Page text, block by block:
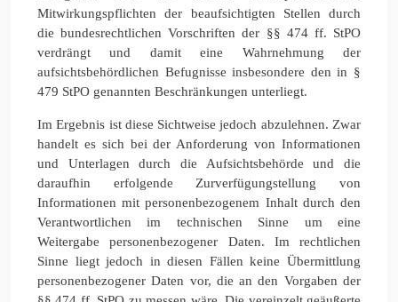
Mitwirkungspflichten der beaufsichtigten Stellen durch
die bundesrechtlichen Vorschriften der §§ 474 ff. StPO
verdrängt und damit eine Wahrnehmung der
aufsichtsbehördlichen Befugnisse insbesondere den in §
479 StPO genannten Beschränkungen unterliegt.
Im Ergebnis ist diese Sichtweise jedoch abzulehnen. Zwar
handelt es sich bei der Anforderung von Informationen
und Unterlagen durch die Aufsichtsbehörde und die
daraufhin erfolgende Zurverfügungstellung von
Informationen mit personenbezogenem Inhalt durch den
Verantwortlichen im technischen Sinne um eine
Weitergabe personenbezogener Daten. Im rechtlichen
Sinne liegt jedoch in diesen Fällen keine Übermittlung
personenbezogener Daten vor, die an den Vorgaben der